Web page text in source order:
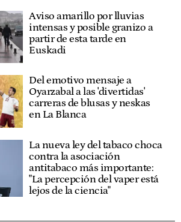
Aviso amarillo por lluvias
intensas y posible granizo a
partir de esta tarde en
Euskadi
Del emotivo mensaje a
Oyarzabal a las 'divertidas'
carreras de blusas y neskas
en La Blanca
La nueva ley del tabaco choca
contra la asociación
antitabaco más importante:
"La percepción del vaper está
lejos de la ciencia"